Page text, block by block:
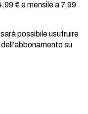
€ e mensile a 7,99
sarà possibile usufruire
su